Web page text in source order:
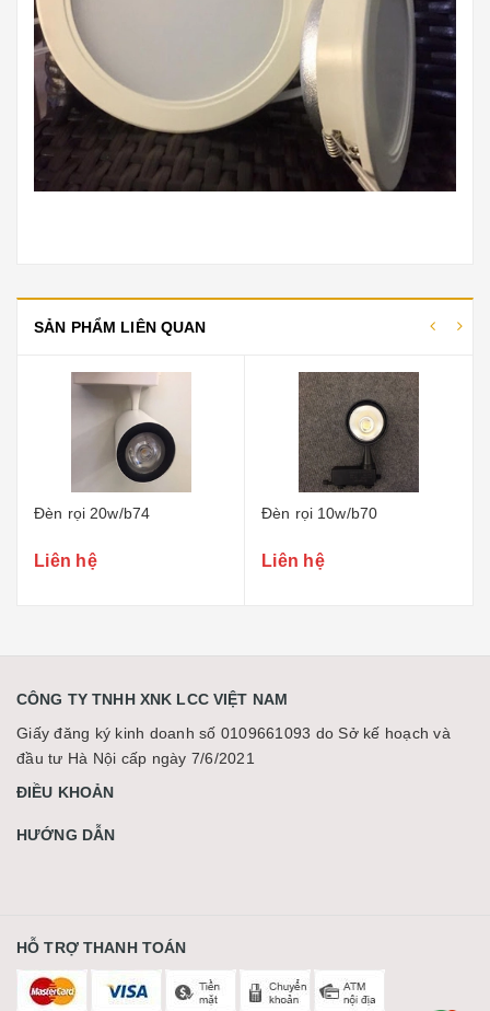
SẢN PHẨM LIÊN QUAN
Đèn rọi 10w/b70 Đèn rọi 30w/b76
CÔNG TY TNHH XNK LCC VIỆT NAM
Giấy đăng ký kinh doanh số 0109661093 do Sở kế hoạch và
đầu tư Hà Nội cấp ngày 7/6/2021
ĐIỀU KHOẢN
HƯỚNG DẪN
HỖ TRỢ THANH TOÁN